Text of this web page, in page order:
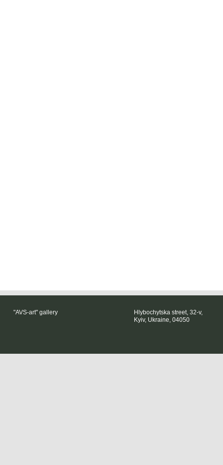
"AVS-art" gallery
Hlybochytska street, 32-v,
Kyiv, Ukraine, 04050